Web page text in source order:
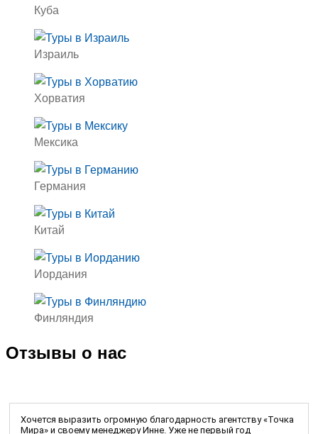
Куба
Израиль
Хорватия
Мексика
Германия
Китай
Иордания
Финляндия
Отзывы о нас
Хочется выразить огромную благодарность агентству «Точка
Мира» и своему менеджеру Инне. Уже не первый год